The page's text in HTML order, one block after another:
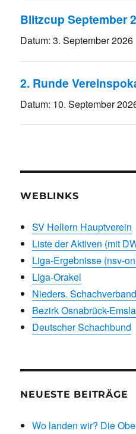
Blitzcup September
Datum:3. September 2026
2. Runde
Datum: 10. September
WEBLINKS
SV Hellern Hauptverein
Liste der Aktiven (mit
Liga-Ergebnisse (nsv-
Liga-Orakel
Nieders. Schachverband
Bezirk Osnabrück-
Deutscher Schachbund
NEUESTE BEITRÄGE
Wo landen wir? Die